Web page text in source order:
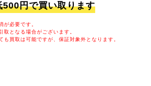
500円で買い取ります
が必要です。
取となる場合がございます。
も買取は可能ですが、保証対象外となります。